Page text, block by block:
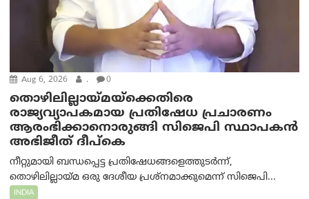
Aug 6, 2026 . 0
തൊഴിലില്ലായ്മയ്ക്കെതിരെ
രാജ്യവ്യാപകമായ പ്രതിഷേധ പ്രചാരണം
ആരംഭിക്കാനൊരുങ്ങി സിജെപി സ്ഥാപകന്‍
അഭിജീത് ദീപ്കെ
നീറ്റുമായി ബന്ധപ്പെട്ട പ്രതിഷേധങ്ങളെത്തുടർന്ന്,
തൊഴിലില്ലായ്മ ഒരു ദേശീയ പ്രശ്നമാക്കുമെന്ന് സിജെപി...
INDIA